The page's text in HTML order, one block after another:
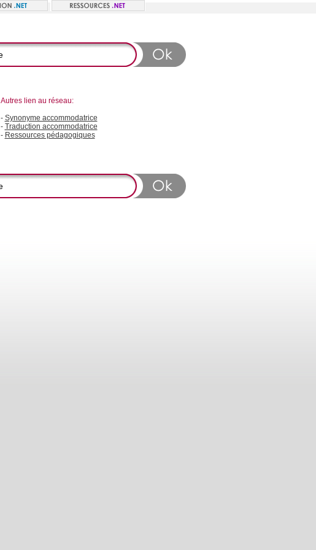
Autres lien au réseau:
- Synonyme accommodatrice
- Traduction accommodatrice
- Ressources pédagogiques